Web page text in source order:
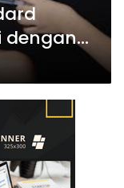
dengan